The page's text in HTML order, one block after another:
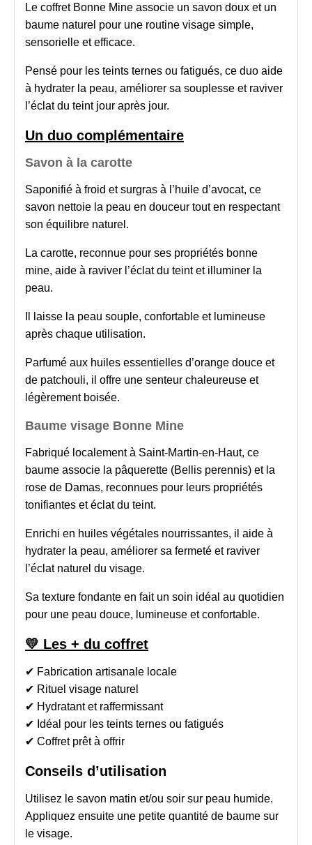
Le coffret Bonne Mine associe un savon doux et un
baume naturel pour une routine visage simple,
sensorielle et efficace.
Pensé pour les teints ternes ou fatigués, ce duo aide
à hydrater la peau, améliorer sa souplesse et raviver
l’éclat du teint jour après jour.
Un duo complémentaire
Savon à la carotte
Saponifié à froid et surgras à l’huile d’avocat, ce
savon nettoie la peau en douceur tout en respectant
son équilibre naturel.
La carotte, reconnue pour ses propriétés bonne
mine, aide à raviver l’éclat du teint et illuminer la
peau.
Il laisse la peau souple, confortable et lumineuse
après chaque utilisation.
Parfumé aux huiles essentielles d’orange douce et
de patchouli, il offre une senteur chaleureuse et
légèrement boisée.
Baume visage Bonne Mine
Fabriqué localement à Saint-Martin-en-Haut, ce
baume associe la pâquerette (Bellis perennis) et la
rose de Damas, reconnues pour leurs propriétés
tonifiantes et éclat du teint.
Enrichi en huiles végétales nourrissantes, il aide à
hydrater la peau, améliorer sa fermeté et raviver
l’éclat naturel du visage.
Sa texture fondante en fait un soin idéal au quotidien
pour une peau douce, lumineuse et confortable.
💛 Les + du coffret
✔ Fabrication artisanale locale
✔ Rituel visage naturel
✔ Hydratant et raffermissant
✔ Idéal pour les teints ternes ou fatigués
✔ Coffret prêt à offrir
Conseils d’utilisation
Utilisez le savon matin et/ou soir sur peau humide.
Appliquez ensuite une petite quantité de baume sur
le visage.